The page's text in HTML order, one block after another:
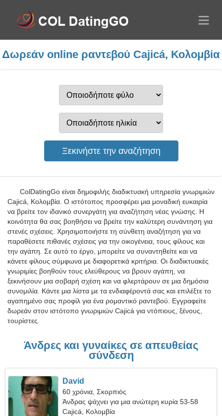
Δωρεάν online ραντεβού Cajicá, Κολομβία
ColDatingGo είναι δημοφιλής διαδικτυακή υπηρεσία γνωριμιών
Cajicá, Κολομβία. Ο ιστότοπος προσφέρει μια μοναδική ευκαιρία
να βρείτε τον ιδανικό συνεργάτη για αναζήτηση νέας γνώσης. Η
κοινότητα θα σας βοηθήσει να βρείτε την καλύτερη συνάντηση για
στενές σχέσεις. Χρησιμοποιήστε τη σύνθετη αναζήτηση για να
παραθέσετε πιθανές σχέσεις για την οικογένεια, τους φίλους και
την αγάπη. Σε αυτό το έργο, μπορείτε να συναντηθείτε και να
κάνετε φίλους σύμφωνα με διαφορετικά κριτήρια. Οι διαδικτυακές
γνωριμίες βοηθούν τους ελεύθερους να βρουν αγάπη, να
ξεκινήσουν μια σοβαρή σχέση και να φλερτάρουν σε μια δημόσια
συνομιλία. Κάντε μια λίστα με τα ενδιαφέροντά σας και επιλέξτε το
αγαπημένο σας προφίλ για ένα ρομαντικό ραντεβού. Εγγραφείτε
δωρεάν στον ιστότοπο γνωριμιών Cajicá για ντόπιους, ξένους,
τουρίστες.
Άνδρες και γυναίκες σε απευθείας
σύνδεση
David
60 χρόνια, Σκορπιός
Άνδρας ψάχνει για μια ανώτερη κυρία 53-58
Cajicá, Κολομβία